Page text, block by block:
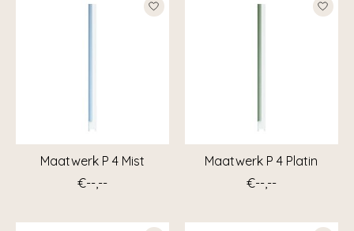
Maatwerk P 4 Mist
€--,--
Maatwerk P 4 Platin
€--,--